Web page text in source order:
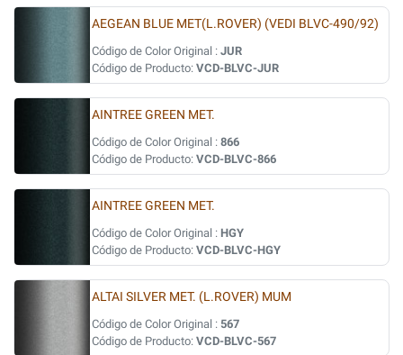
AEGEAN BLUE MET(L.ROVER) (VEDI BLVC-490/92)
Código de Color Original : JUR
Código de Producto: VCD-BLVC-JUR
AINTREE GREEN MET.
Código de Color Original : 866
Código de Producto: VCD-BLVC-866
AINTREE GREEN MET.
Código de Color Original : HGY
Código de Producto: VCD-BLVC-HGY
ALTAI SILVER MET. (L.ROVER) MUM
Código de Color Original : 567
Código de Producto: VCD-BLVC-567